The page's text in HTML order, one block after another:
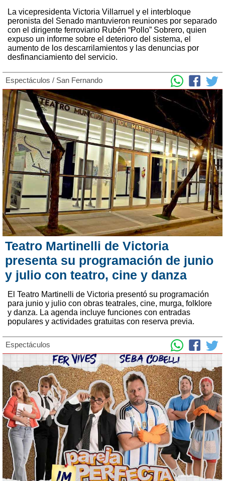
La vicepresidenta Victoria Villarruel y el interbloque
peronista del Senado mantuvieron reuniones por separado
con el dirigente ferroviario Rubén “Pollo” Sobrero, quien
expuso un informe sobre el deterioro del sistema, el
aumento de los descarrilamientos y las denuncias por
desfinanciamiento del servicio.
Espectáculos / San Fernando
Teatro Martinelli de Victoria
presenta su programación de junio
y julio con teatro, cine y danza
El Teatro Martinelli de Victoria presentó su programación
para junio y julio con obras teatrales, cine, murga, folklore
y danza. La agenda incluye funciones con entradas
populares y actividades gratuitas con reserva previa.
Espectáculos